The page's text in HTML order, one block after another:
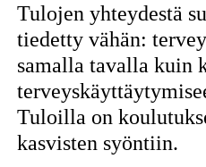
Tulojen yhteydestä
tiedetty vähän:
samalla tavalla kuin
Tuloilla on
kasvisten syöntiin.